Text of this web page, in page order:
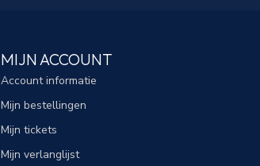
MIJN ACCOUNT
Account informatie
Mijn bestellingen
Mijn tickets
Mijn verlanglijst